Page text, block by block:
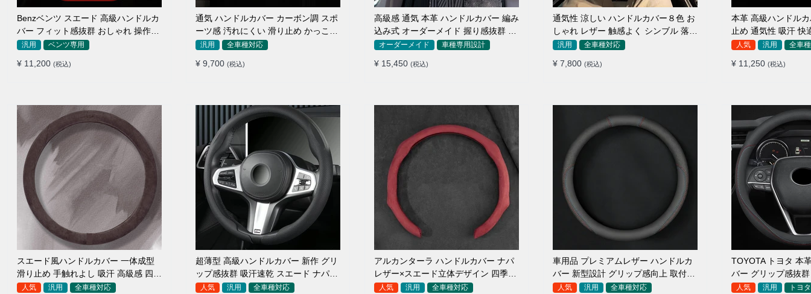
Benzベンツ スエード 高級ハンドルカ
バー フィット感抜群 おしゃれ 操作性
向上 四季 38CM
汎用 ベンツ専用
¥ 11,200 (税込)
通気 ハンドルカバー カーボン調 スポ
ーツ感 汚れにくい 滑り止め かっこい
い 取り付け簡単 38CM
汎用 全車種対応
¥ 9,700 (税込)
高級感 通気 本革 ハンドルカバー 編み
込み式 オーダーメイド 握り感抜群 操
作性アップ
オーダーメイド 車種専用設計
¥ 15,450 (税込)
通気性 涼しい ハンドルカバー８色 お
しゃれ レザー 触感よく シンブル 落ち
着いた気品 35~40CM
汎用 全車種対応
¥ 7,800 (税込)
本革 高級ハンドル
止め 通気性 吸汗 快
用 35~40CM
人気 汎用 全車
¥ 11,250 (税込)
スエード風ハンドルカバー 一体成型
滑り止め 手触れよし 吸汗 高級感 四季
汎用 35~38CM
人気 汎用 全車種対応
超薄型 高級ハンドルカバー 新作 グリ
ップ感抜群 吸汗速乾 スエード ナパレ
ザー 通年使用 37~38CM
人気 汎用 全車種対応
アルカンターラ ハンドルカバー ナパ
レザー×スエード立体デザイン 四季汎
用 O/D型兼用 38-40cm
人気 汎用 全車種対応
車用品 プレミアムレザー ハンドルカ
バー 新型設計 グリップ感向上 取付簡
単 滑り止め 36〜38cm
人気 汎用 全車種対応
TOYOTA トヨタ 本
バー グリップ感抜
り止め 37~40CM
人気 汎用 トヨ